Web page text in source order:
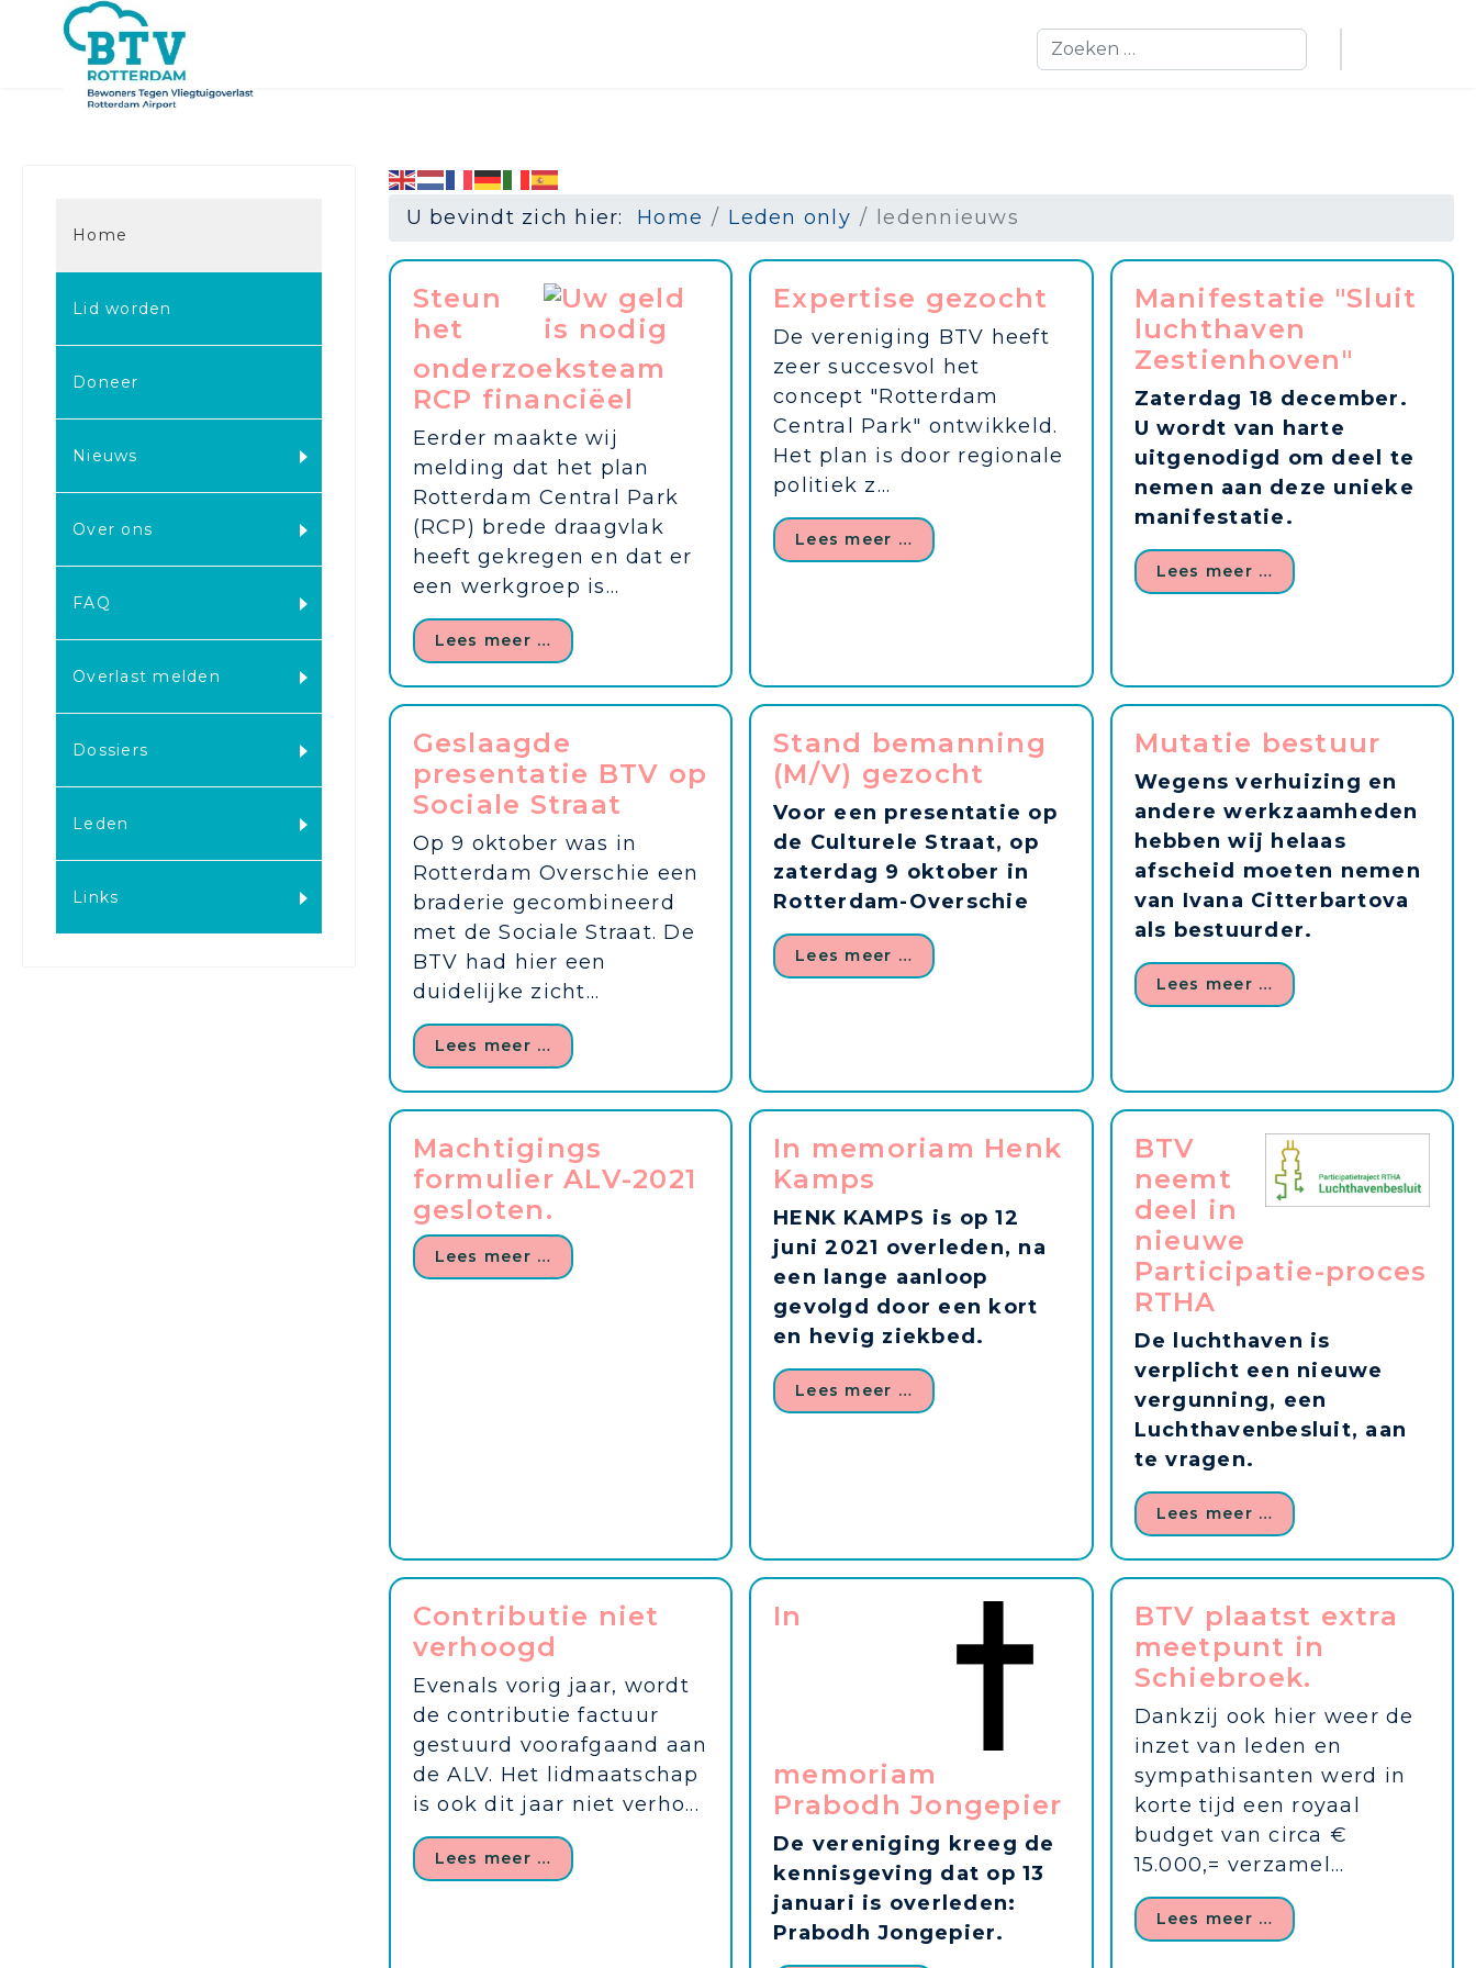
Zoeken
Home
Lid worden
Doneer
Nieuws
Over ons
FAQ
Overlast melden
Dossiers
Leden
Links
U bevindt zich hier: Home Leden only ledennieuws
Steun
het
onderzoeksteam
RCP financiëel
Eerder maakte wij
melding dat het plan
Rotterdam Central Park
(RCP) brede draagvlak
heeft gekregen en dat er
een werkgroep is...
Lees meer …
Expertise gezocht
De vereniging BTV heeft
zeer succesvol het
concept "Rotterdam
Central Park" ontwikkeld.
Het plan is door regionale
politiek z...
Lees meer …
Manifestatie "Sluit
luchthaven
Zestienhoven"
Zaterdag 18 december.
U wordt van harte
uitgenodigd om deel te
nemen aan deze unieke
manifestatie.
Lees meer …
Geslaagde
presentatie BTV op
Sociale Straat
Op 9 oktober was in
Rotterdam Overschie een
braderie gecombineerd
met de Sociale Straat. De
BTV had hier een
duidelijke zicht...
Lees meer …
Stand bemanning
(M/V) gezocht
Voor een presentatie op
de Culturele Straat, op
zaterdag 9 oktober in
Rotterdam-Overschie
Lees meer …
Mutatie bestuur
Wegens verhuizing en
andere werkzaamheden
hebben wij helaas
afscheid moeten nemen
van Ivana Citterbartova
als bestuurder.
Lees meer …
Machtigings
formulier ALV-2021
gesloten.
Lees meer …
In memoriam Henk
Kamps
HENK KAMPS is op 12
juni 2021 overleden, na
een lange aanloop
gevolgd door een kort
en hevig ziekbed.
Lees meer …
BTV
neemt
deel in
nieuwe
Participatie-proces
RTHA
De luchthaven is
verplicht een nieuwe
vergunning, een
Luchthavenbesluit, aan
te vragen.
Lees meer …
Contributie niet
verhoogd
Evenals vorig jaar, wordt
de contributie factuur
gestuurd voorafgaand aan
de ALV. Het lidmaatschap
is ook dit jaar niet verho...
Lees meer …
In
memoriam
Prabodh Jongepier
De vereniging kreeg de
kennisgeving dat op 13
januari is overleden:
Prabodh Jongepier.
BTV plaatst extra
meetpunt in
Schiebroek.
Dankzij ook hier weer de
inzet van leden en
sympathisanten werd in
korte tijd een royaal
budget van circa €
15.000,= verzamel...
Lees meer …